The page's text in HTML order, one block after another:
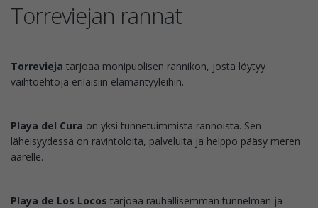
Torreviejan rannat
Torrevieja tarjoaa monipuolisen rannikon, josta löytyy
vaihtoehtoja erilaisiin elämäntyyleihin.
Playa del Cura on yksi tunnetuimmista rannoista. Sen
läheisyydessä on ravintoloita, palveluita ja helppo pääsy meren
äärelle.
Playa de Los Locos tarjoaa rauhallisemman tunnelman ja